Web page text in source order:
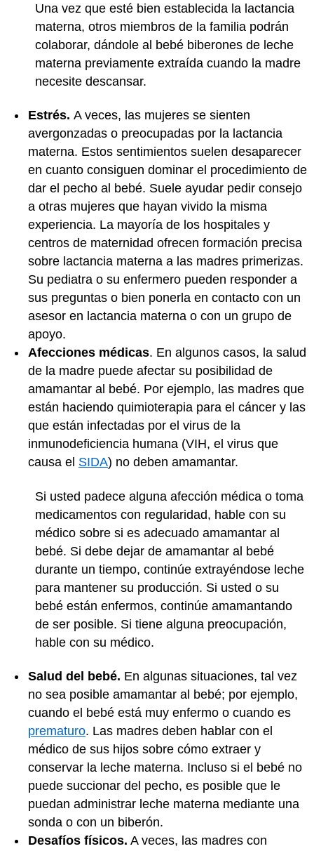
Una vez que esté bien establecida la lactancia
materna, otros miembros de la familia podrán
colaborar, dándole al bebé biberones de leche
materna previamente extraída cuando la madre
necesite descansar.
Estrés. A veces, las mujeres se sienten
avergonzadas o preocupadas por la lactancia
materna. Estos sentimientos suelen desaparecer
en cuanto consiguen dominar el procedimiento de
dar el pecho al bebé. Suele ayudar pedir consejo
a otras mujeres que hayan vivido la misma
experiencia. La mayoría de los hospitales y
centros de maternidad ofrecen formación precisa
sobre lactancia materna a las madres primerizas.
Su pediatra o su enfermero pueden responder a
sus preguntas o bien ponerla en contacto con un
asesor en lactancia materna o con un grupo de
apoyo.
Afecciones médicas. En algunos casos, la salud
de la madre puede afectar su posibilidad de
amamantar al bebé. Por ejemplo, las madres que
están haciendo quimioterapia para el cáncer y las
que están infectadas por el virus de la
inmunodeficiencia humana (VIH, el virus que
causa el SIDA) no deben amamantar.
Si usted padece alguna afección médica o toma
medicamentos con regularidad, hable con su
médico sobre si es adecuado amamantar al
bebé. Si debe dejar de amamantar al bebé
durante un tiempo, continúe extrayéndose leche
para mantener su producción. Si usted o su
bebé están enfermos, continúe amamantando
de ser posible. Si tiene alguna preocupación,
hable con su médico.
Salud del bebé. En algunas situaciones, tal vez
no sea posible amamantar al bebé; por ejemplo,
cuando el bebé está muy enfermo o cuando es
prematuro. Las madres deben hablar con el
médico de sus hijos sobre cómo extraer y
conservar la leche materna. Incluso si el bebé no
puede succionar del pecho, es posible que le
puedan administrar leche materna mediante una
sonda o con un biberón.
Desafíos físicos. A veces, las madres con